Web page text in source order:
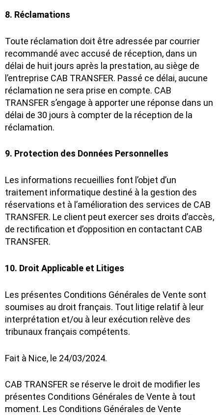
8. Réclamations
Toute réclamation doit être adressée par courrier
recommandé avec accusé de réception, dans un
délai de huit jours après la prestation, au siège de
l’entreprise CAB TRANSFER. Passé ce délai, aucune
réclamation ne sera prise en compte. CAB
TRANSFER s’engage à apporter une réponse dans un
délai de 30 jours à compter de la réception de la
réclamation.
9. Protection des Données Personnelles
Les informations recueillies font l’objet d’un
traitement informatique destiné à la gestion des
réservations et à l’amélioration des services de CAB
TRANSFER. Le client peut exercer ses droits d’accès,
de rectification et d’opposition en contactant CAB
TRANSFER.
10. Droit Applicable et Litiges
Les présentes Conditions Générales de Vente sont
soumises au droit français. Tout litige relatif à leur
interprétation et/ou à leur exécution relève des
tribunaux français compétents.
Fait à Nice, le 24/03/2024.
CAB TRANSFER se réserve le droit de modifier les
présentes Conditions Générales de Vente à tout
moment. Les Conditions Générales de Vente